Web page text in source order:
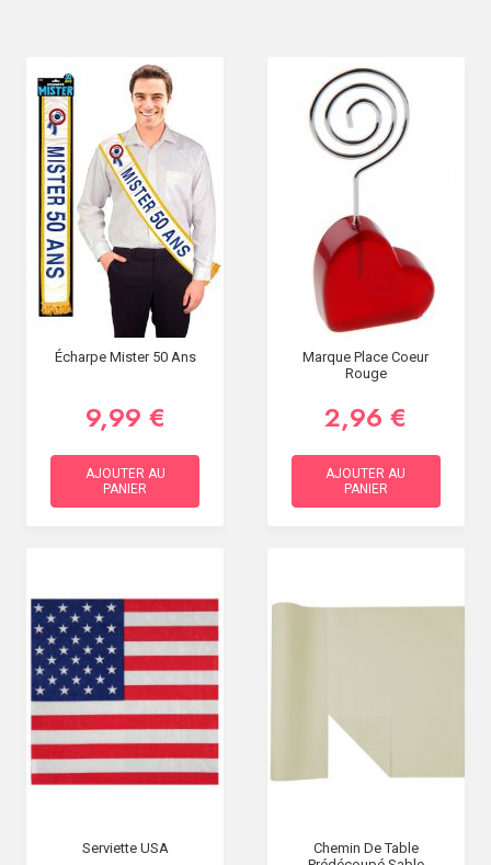
Écharpe Mister 50 Ans
9,99 €
AJOUTER AU
PANIER
Marque Place Coeur
Rouge
2,96 €
AJOUTER AU
PANIER
Serviette USA
Chemin De Table